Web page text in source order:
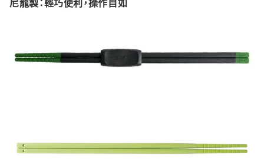
尼龍製：輕巧便利，操作自如